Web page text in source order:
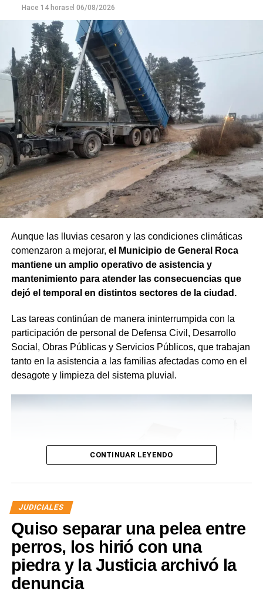
Hace 14 horasel 06/08/2026
Aunque las lluvias cesaron y las condiciones climáticas
comenzaron a mejorar, el Municipio de General Roca
mantiene un amplio operativo de asistencia y
mantenimiento para atender las consecuencias que
dejó el temporal en distintos sectores de la ciudad.
Las tareas continúan de manera ininterrumpida con la
participación de personal de Defensa Civil, Desarrollo
Social, Obras Públicas y Servicios Públicos, que trabajan
tanto en la asistencia a las familias afectadas como en el
desagote y limpieza del sistema pluvial.
Desde Defensa Civil y Desarrollo Social se brindó
CONTINUAR LEYENDO
JUDICIALES
Quiso separar una pelea entre
perros, los hirió con una
piedra y la Justicia archivó la
denuncia